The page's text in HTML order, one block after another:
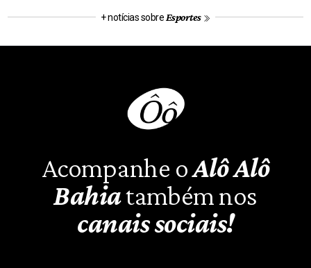
+ notícias sobreEsportes
Acompanhe oAlô Alô
Bahiatambém nos
canais sociais!